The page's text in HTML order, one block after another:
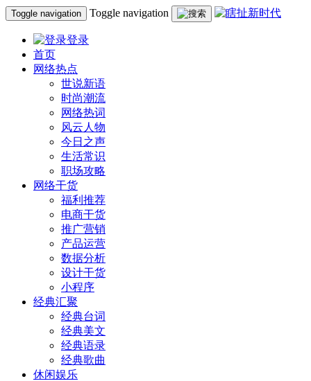
Toggle navigation Toggle navigation
登录
首页
网络热点
世说新语
时尚潮流
网络热词
风云人物
今日之声
生活常识
职场攻略
网络干货
福利推荐
电商干货
推广营销
产品运营
数据分析
设计干货
小程序
经典汇聚
经典台词
经典美文
经典语录
经典歌曲
休闲娱乐